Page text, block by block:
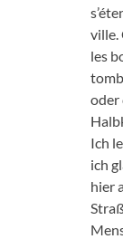
ville
les
oder
Ich
ich
hier